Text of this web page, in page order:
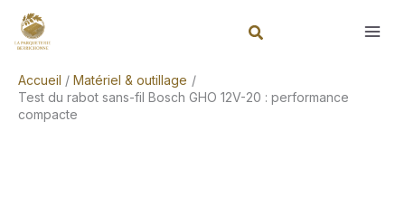
Accueil
Matériel & outillage
Test du rabot sans-fil Bosch GHO 12V-20 : performance
compacte
Rechercher